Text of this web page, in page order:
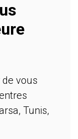
de vous
Tunis,